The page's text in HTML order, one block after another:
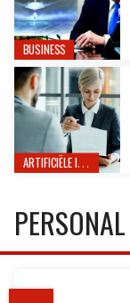
BUSINESS
ARTIFICIËLE INTELLIGENTIE